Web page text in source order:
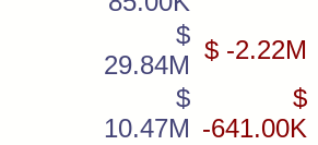
$
29.84M
$ -2.22M
$
10.47M
$
-641.00K